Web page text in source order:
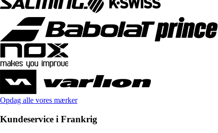
Opdag alle vores mærker
Kundeservice i Frankrig